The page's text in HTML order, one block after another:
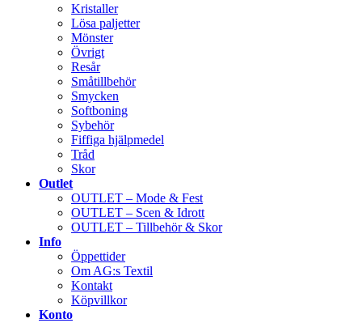
Kristaller
Lösa paljetter
Mönster
Övrigt
Resår
Småtillbehör
Smycken
Softboning
Sybehör
Fiffiga hjälpmedel
Tråd
Skor
Outlet
OUTLET – Mode & Fest
OUTLET – Scen & Idrott
OUTLET – Tillbehör & Skor
Info
Öppettider
Om AG:s Textil
Kontakt
Köpvillkor
Konto